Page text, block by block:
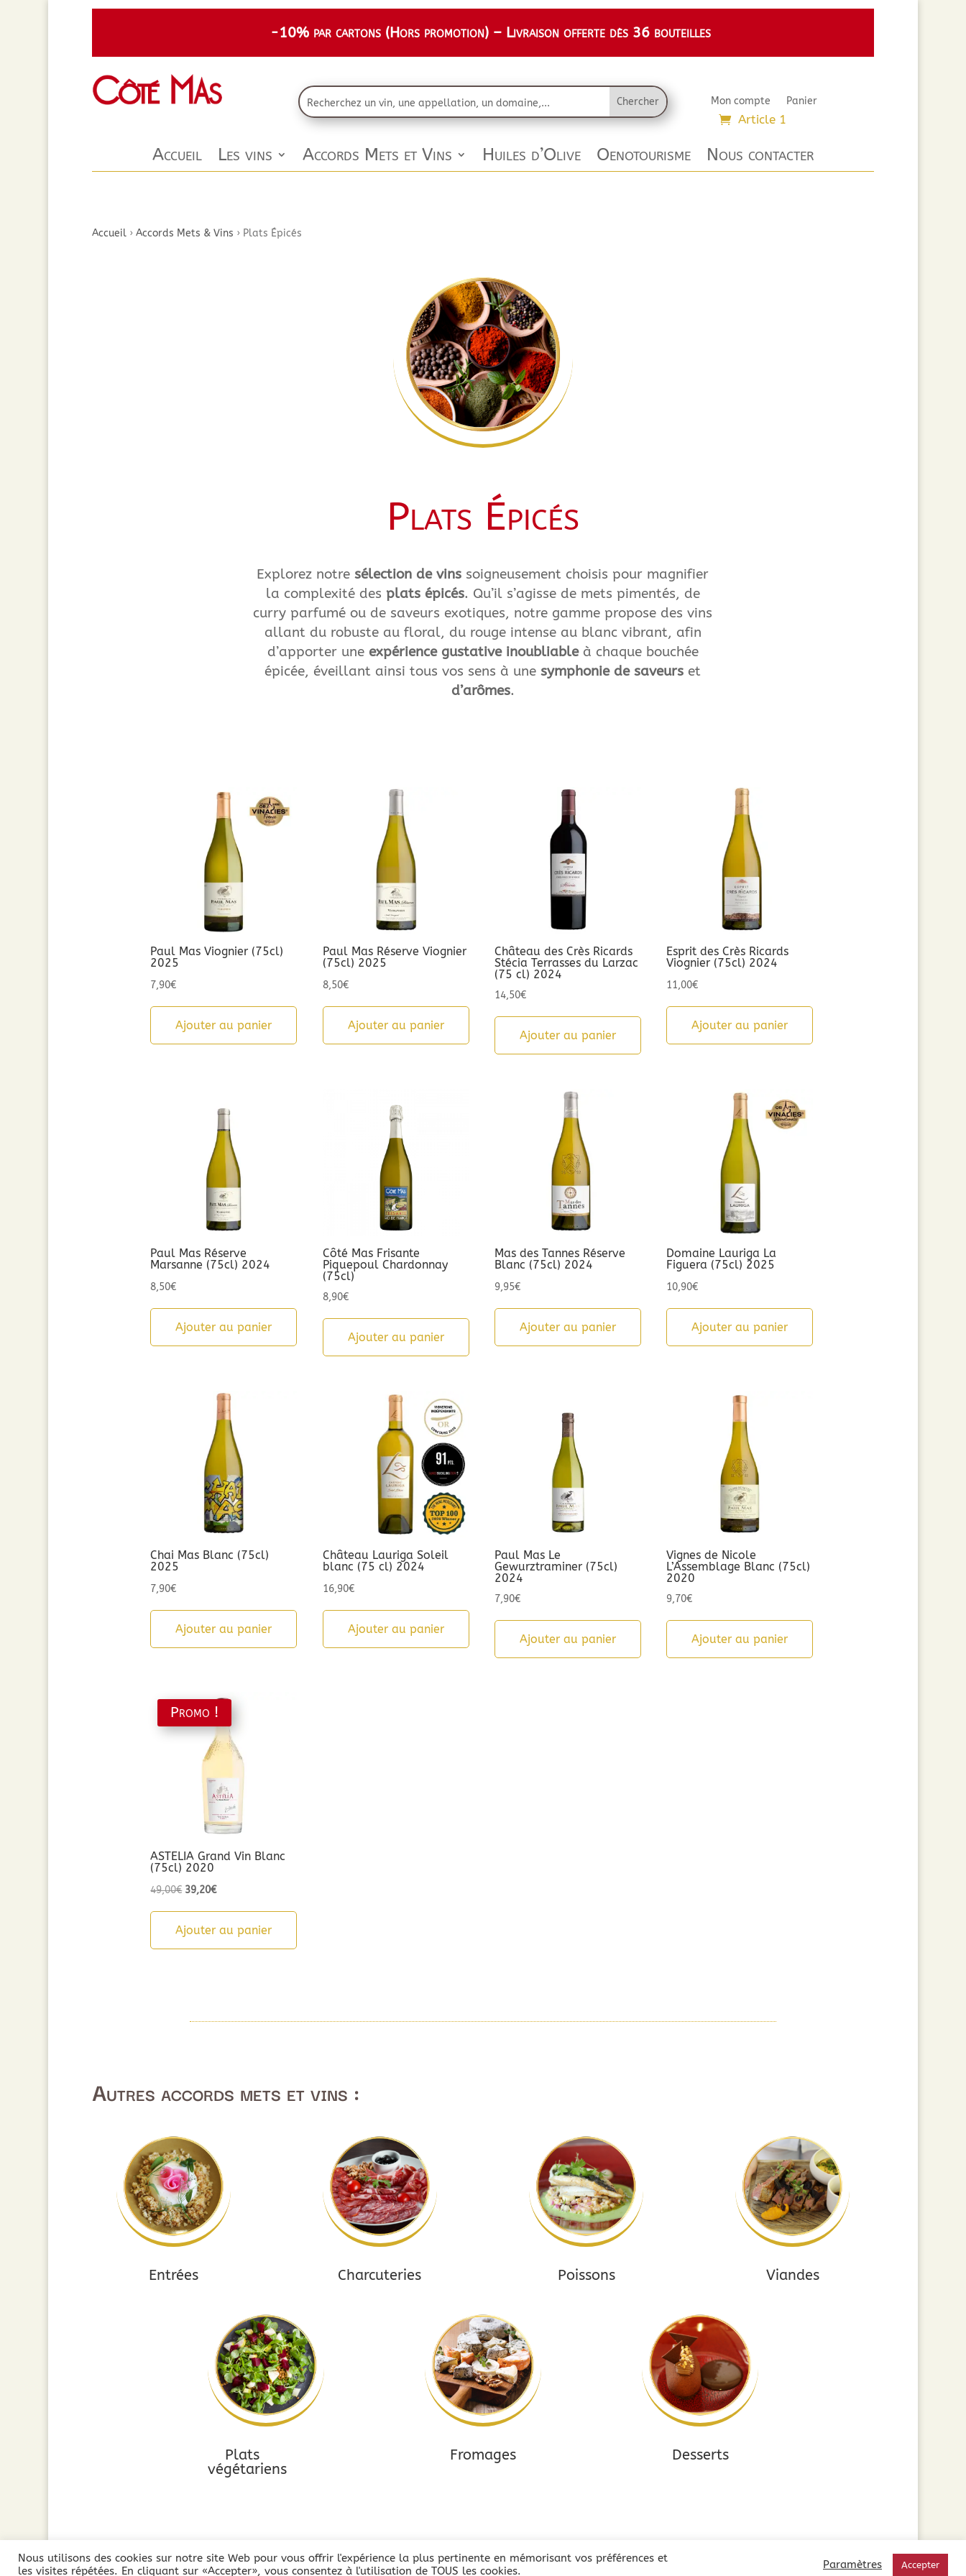
-10% par cartons (Hors promotion) – Livraison offerte dès 36 bouteilles
Mon compte Panier
Article 1
Accueil Les vins Accords Mets et Vins Huiles d’Olive Oenotourisme Nous contacter
Accueil› Accords Mets & Vins › Plats Épicés
Plats Épicés
Explorez notresélection de vins soigneusement choisis pour magnifier
la complexité des plats épicés. Qu’il s’agisse de mets pimentés, de
curry parfumé ou de saveurs exotiques, notre gamme propose des vins
allant du robuste au floral, du rouge intense au blanc vibrant, afin
d’apporter une expérience gustative inoubliableà chaque bouchée
épicée, éveillant ainsi tous vos sens à unesymphonie de saveurs et
d’arômes.
Paul Mas Viognier (75cl)
2025
7,90€
Ajouter au panier
Paul Mas Réserve Viognier
(75cl) 2025
8,50€
Ajouter au panier
Château des Crès Ricards
Stécia Terrasses du Larzac
(75 cl) 2024
14,50€
Ajouter au panier
Esprit des Crès Ricards
Viognier (75cl) 2024
11,00€
Ajouter au panier
Paul Mas Réserve
Marsanne (75cl) 2024
8,50€
Ajouter au panier
Côté Mas Frisante
Piquepoul Chardonnay
(75cl)
8,90€
Ajouter au panier
Mas des Tannes Réserve
Blanc (75cl) 2024
9,95€
Ajouter au panier
Domaine Lauriga La
Figuera (75cl) 2025
10,90€
Ajouter au panier
Chai Mas Blanc (75cl)
2025
7,90€
Ajouter au panier
Château Lauriga Soleil
blanc (75 cl) 2024
16,90€
Ajouter au panier
Paul Mas Le
Gewurztraminer (75cl)
2024
7,90€
Ajouter au panier
Vignes de Nicole
L’Assemblage Blanc (75cl)
2020
9,70€
Ajouter au panier
Promo !
ASTELIA Grand Vin Blanc
(75cl) 2020
49,00€ Le
prix
initial
était :
39,20€Le
prix
actuel
est :
Ajouter au panier
Autres accords mets et vins :
Entrées Charcuteries Poissons Viandes
Plats
végétariens
Fromages Desserts
Nous utilisons des cookies sur notre site Web pour vous offrir l'expérience la plus pertinente en mémorisant vos préférences et
les visites répétées. En cliquant sur «Accepter», vous consentez à l'utilisation de TOUS les cookies.
Paramètres Accepter